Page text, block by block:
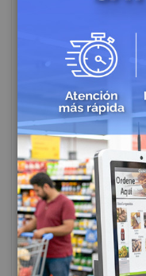
Impresoras
Hospitales:
Precisión en la
Paciente
Creado: Marzo 13,
Categories: